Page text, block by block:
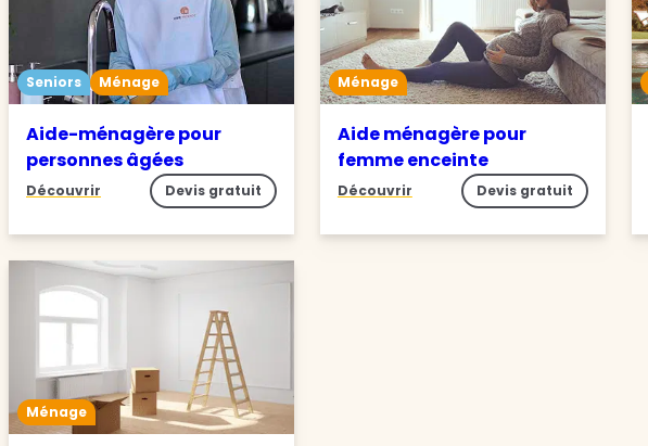
Seniors Ménage
Aide-ménagère pour
personnes âgées
Découvrir Devis gratuit
Ménage
Aide ménagère pour
femme enceinte
Découvrir Devis gratuit
Ménage